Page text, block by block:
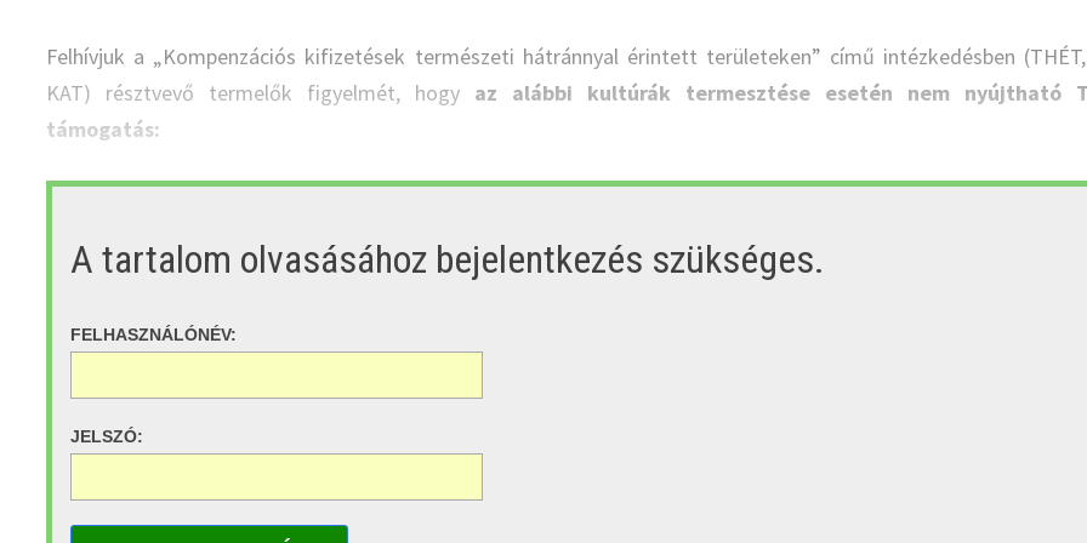
Felhívjuk a „Kompenzációs kifizetések természeti hátránnyal érintett területeken” című intézkedésben
KAT) résztvevő termelők figyelmét, hogy az alábbi kultúrák termesztése esetén nem nyújtható
támogatás:
A tartalom olvasásához bejelentkezés szükséges.
FELHASZNÁLÓNÉV:
JELSZÓ: